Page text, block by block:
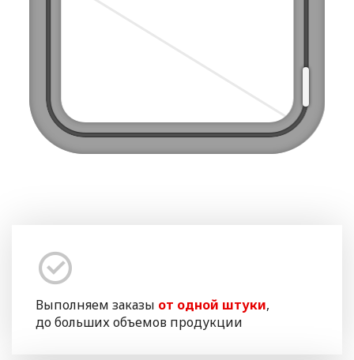
Выполняем заказы от одной штуки,
до больших объемов продукции